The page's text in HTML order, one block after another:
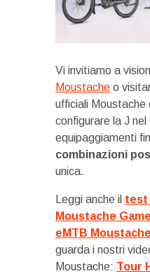
Vi invitiamo a
Moustache o
ufficiali Moustache
configurare la J
equipaggiamenti
combinazioni
unica.
Leggi anche il test
Moustache
eMTB
guarda i nostri
Moustache: Tour